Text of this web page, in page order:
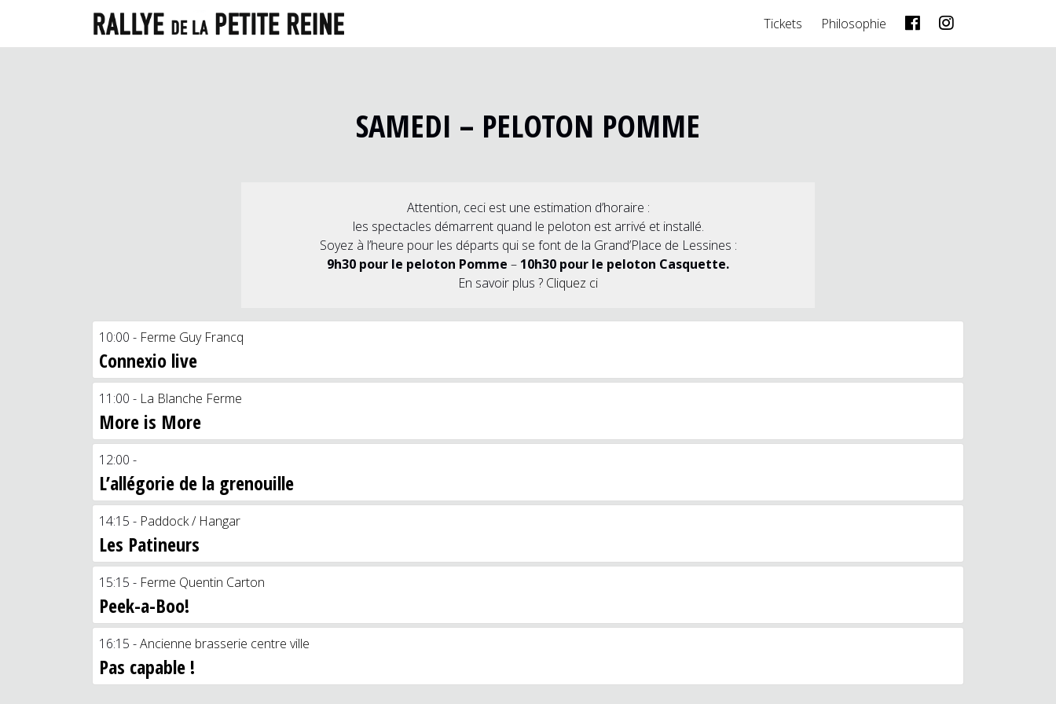
Tickets Philosophie
SAMEDI – PELOTON POMME
Attention, ceci est une estimation d’horaire :
les spectacles démarrent quand le peloton est arrivé et installé.
Soyez à l’heure pour les départs qui se font de la Grand’Place de Lessines :
9h30 pour le peloton Pomme – 10h30 pour le peloton Casquette.
En savoir plus ? Cliquez ci
10:00 - Ferme Guy Francq
Connexio live
11:00 - La Blanche Ferme
More is More
12:00 -
L’allégorie de la grenouille
14:15 - Paddock / Hangar
Les Patineurs
15:15 - Ferme Quentin Carton
Peek-a-Boo!
16:15 -Ancienne brasserie centre ville
Pas capable !